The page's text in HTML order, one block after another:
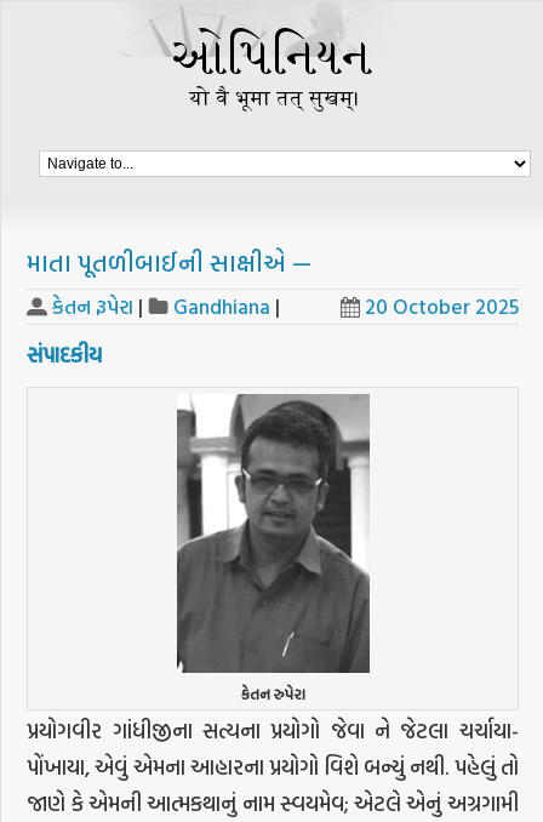
માતા પૂતળીબાઈની સાક્ષીએ —
કેતન રૂપેરા | Gandhiana | 20 October 2025
સંપાદકીય
કેતન રુપેરા
પ્રયોગવીર ગાંધીજીના સત્યના પ્રયોગો જેવા ને જેટલા ચર્ચાયા-
પોંખાયા, એવું એમના આહારના પ્રયોગો વિશે બન્યું નથી. પહેલું તો
જાણે કે એમની આત્મકથાનું નામ સ્વયમેવ; એટલે એનું અગ્રગામી